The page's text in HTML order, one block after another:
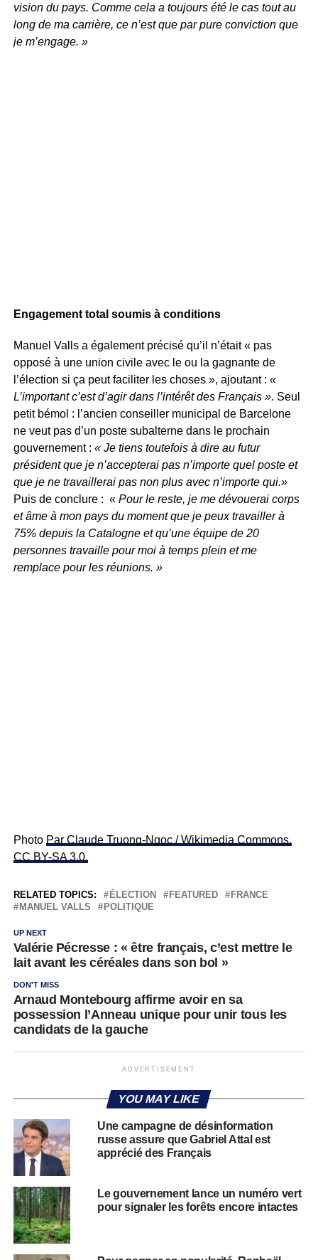
vision du pays. Comme cela a toujours été le cas tout au
long de ma carrière, ce n’est que par pure conviction que
je m’engage. »
Engagement total soumis à conditions
Manuel Valls a également précisé qu’il n’était « pas
opposé à une union civile avec le ou la gagnante de
l’élection si ça peut faciliter les choses », ajoutant : «
L’important c’est d’agir dans l’intérêt des Français ». Seul
petit bémol : l’ancien conseiller municipal de Barcelone
ne veut pas d’un poste subalterne dans le prochain
gouvernement : « Je tiens toutefois à dire au futur
président que je n’accepterai pas n’importe quel poste et
que je ne travaillerai pas non plus avec n’importe qui.»
Puis de conclure : «Pour le reste, je me dévouerai corps
et âme à mon pays du moment que je peux travailler à
75% depuis la Catalogne et qu’une équipe de 20
personnes travaille pour moi à temps plein et me
remplace pour les réunions. »
Photo Par Claude Truong-Ngoc / Wikimedia Commons,
CC BY-SA 3.0,
RELATED TOPICS: ÉLECTION FEATURED
FRANCE
MANUEL VALLS
POLITIQUE
UP NEXT
Valérie Pécresse : « être français, c’est mettre le
lait avant les céréales dans son bol »
DON'T MISS
Arnaud Montebourg affirme avoir en sa
possession l’Anneau unique pour unir tous les
candidats de la gauche
ADVERTISEMENT
YOU MAY LIKE
Une campagne de désinformation
russe assure que Gabriel Attal est
apprécié des Français
Le gouvernement lance un numéro vert
pour signaler les forêts encore intactes